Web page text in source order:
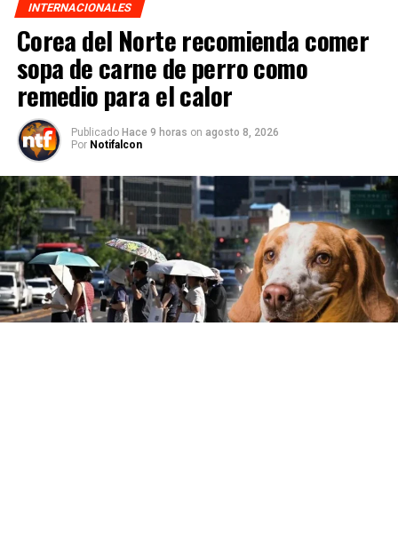
INTERNACIONALES
Corea del Norte recomienda comer
sopa de carne de perro como
remedio para el calor
Publicado Hace 9 horas on agosto 8, 2026
Por Notifalcon